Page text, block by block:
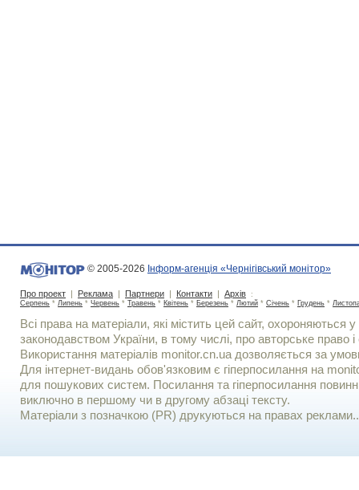
© 2005-2026 Інформ-агенція «Чернігівський монітор»
Про проект | Реклама | Партнери | Контакти | Архів :
Серпень * Липень * Червень * Травень * Квітень * Березень * Лютий * Січень * Грудень *
Всі права на матеріали, які містить цей сайт, охороняються у
законодавством України, в тому числі, про авторське право і
Використання матерiалiв monitor.cn.ua дозволяється за
Для iнтернет-видань обов'язковим є гiперпосилання на
для пошукових систем. Посилання та гіперпосилання
виключно в першому чи в другому абзаці тексту.
Матеріали з позначкою (PR) друкуються на правах реклами..